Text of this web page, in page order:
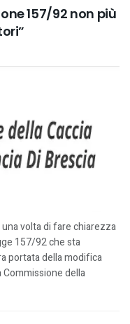
157/92 non più
volta di fare chiarezza
157/92 che sta
portata della modifica
della